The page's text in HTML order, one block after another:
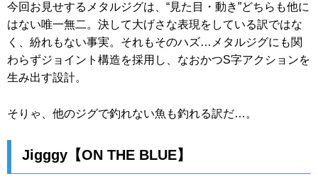
今回お見せするメタルジグは、“見た目・動き”どちらも他に
はない唯一無二。決して大げさな表現をしている訳ではな
く、紛れもない事実。それもそのハズ…メタルジグにも関
わらずジョイント構造を採用し、なおかつS字アクションを
生み出す設計。
そりゃ、他のジグで釣れない魚も釣れる訳だ…。
Jigggy【ON THE BLUE】